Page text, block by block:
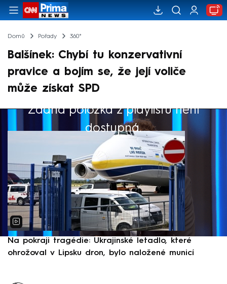
Domů Pořady 360°
Balšínek: Chybí tu konzervativní
pravice a bojím se, že její voliče
může získat SPD
Žádná položka z playlistu není
dostupná.
Výběr redakce
Na pokraji tragédie: Ukrajinské letadlo, které
ohrožoval v Lipsku dron, bylo naložené municí